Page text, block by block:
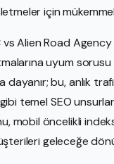
için
vs Alien Road
uyum sorusu
dayanır; bu, anlık
temel SEO
mobil öncelikli
geleceğe